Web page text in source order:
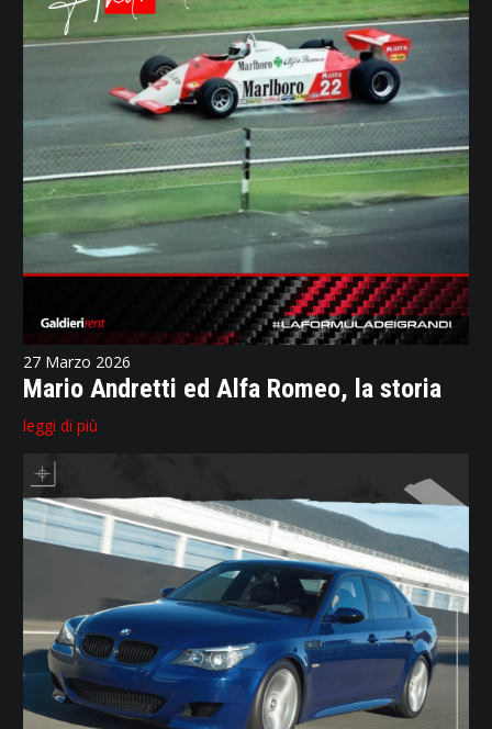
27 Marzo 2026
Mario Andretti ed Alfa Romeo, la storia
leggi di più